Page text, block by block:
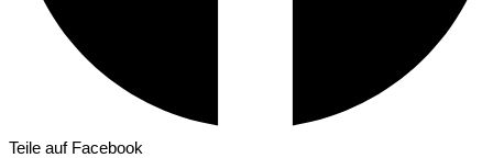
Teile auf Facebook